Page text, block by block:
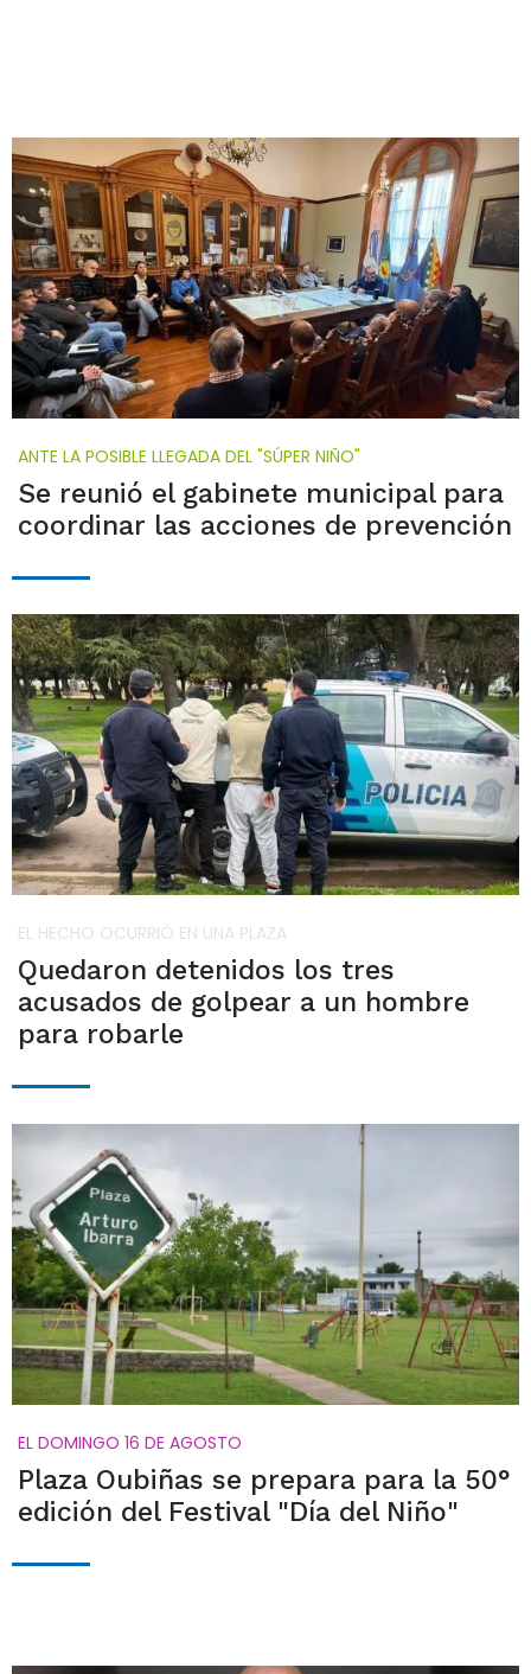
ANTE LA POSIBLE LLEGADA DEL "SÚPER NIÑO"
Se reunió el gabinete municipal para
coordinar las acciones de prevención
EL HECHO OCURRIÓ EN UNA PLAZA
Quedaron detenidos los tres
acusados de golpear a un hombre
para robarle
EL DOMINGO 16 DE AGOSTO
Plaza Oubiñas se prepara para la 50°
edición del Festival "Día del Niño"